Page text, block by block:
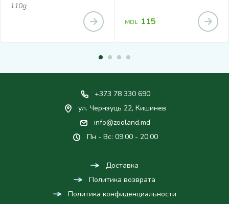
110g
MDL 115
+373 78 330 690
ул. Чернэуць 22, Кишинев
info@zooland.md
Пн - Вс: 09:00 - 20:00
Доставка
Политика возврата
Политика конфиденциальности